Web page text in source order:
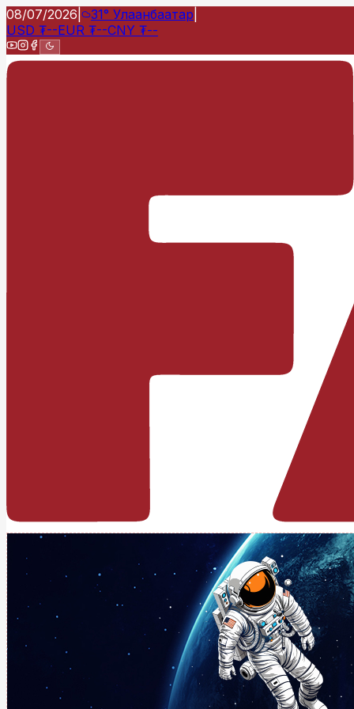
08/07/2026 31° Улаанбаатар
USD ₮--EUR ₮--CNY ₮--